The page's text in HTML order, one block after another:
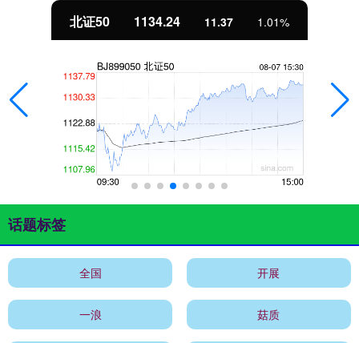
北证50 1134.24 11.37 1.01%
话题标签
全国 开展
一浪 菇质